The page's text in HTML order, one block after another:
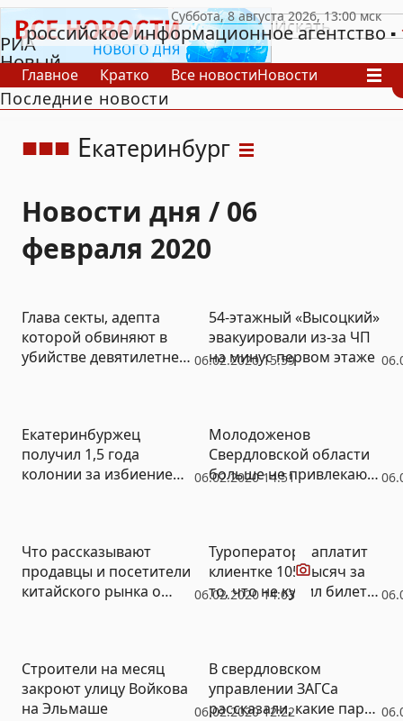
РИА
Новый
День
российское информационное агентство
Главное Кратко Все новостиНовости
В России
В мире
Последние новости
Екатеринбург
Новости дня / 06
февраля 2020
06.02.2020 15:59
Глава секты, адепта
которой обвиняют в
убийстве девятилетнего
54-этажный «Высоцкий»
эвакуировали из-за ЧП
на минус первом этаже
06.02.2020 14:51
Екатеринбуржец
получил 1,5 года
колонии за избиение
Молодоженов
Свердловской области
больше не привлекают
06.02.2020 14:03
Что рассказывают
продавцы и посетители
китайского рынка о
Видео
Туроператор заплатит
клиентке 105 тысяч за
то, что не купил билет
06.02.2020 12:22
Строители на месяц
закроют улицу Войкова
на Эльмаше
В свердловском
управлении ЗАГСа
рассказали, какие пары